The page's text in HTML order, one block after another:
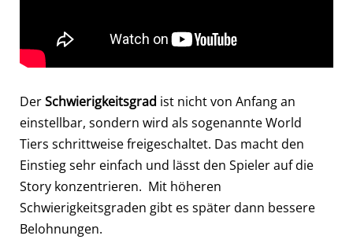
DerSchwierigkeitsgrad ist nicht von Anfang an
einstellbar, sondern wird als sogenannte World
Tiers schrittweise freigeschaltet. Das macht den
Einstieg sehr einfach und lässt den Spieler auf die
Story konzentrieren. Mit höheren
Schwierigkeitsgraden gibt es später dann bessere
Belohnungen.